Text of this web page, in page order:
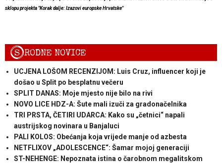
sklopu projekta "Korak dalje: Izazovi europske Hrvatske"
SRODNE NOVICE
UCJENA LOŠOM RECENZIJOM: Luis Cruz, influencer koji je
došao u Split po besplatnu večeru
SPLIT DANAS: Moje mjesto nije bilo na rivi
NOVO LICE HDZ-A: Šute mali izuči za gradonačelnika
TRI PRSTA, ČETIRI UDARCA: Kako su „četnici“ napali
austrijskog novinara u Banjaluci
PALI KOLOS: Obećanja koja vrijede manje od azbesta
NETFLIXOV „ADOLESCENCE“: Šamar mojoj generaciji
ST-NEHENGE: Nepoznata istina o čarobnom megalitskom